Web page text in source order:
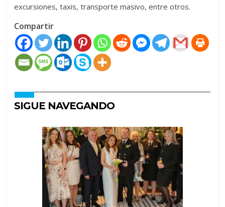
excursiones, taxis, transporte masivo, entre otros.
Compartir
SIGUE NAVEGANDO